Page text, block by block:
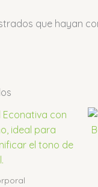
que hayan